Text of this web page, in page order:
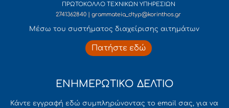
ΠΡΩΤΟΚΟΛΛΟ ΤΕΧΝΙΚΩΝ ΥΠΗΡΕΣΙΩΝ
2741362840 | grammateia_dtyp@korinthos.gr
Mέσω του συστήματος διαχείρισης αιτημάτων
Πατήστε εδώ
ΕΝΗΜΕΡΩΤΙΚΟ ΔΕΛΤΙΟ
Κάντε εγγραφή εδώ συμπληρώνοντας το email σας, για να